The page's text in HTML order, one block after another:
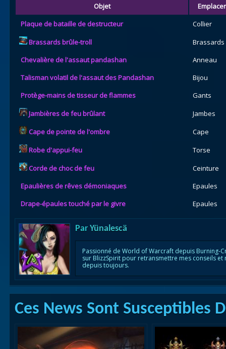
Objet
Plaque de bataille de destructeur
Collier
Brassards brûle-troll
Brassards
Chevalière de l'assaut pandashan
Anneau
Talisman volatil de l'assaut des Pandashan
Bijou
Protège-mains de tisseur de flammes
Gants
Jambières de feu brûlant
Jambes
Cape de pointe de l'ombre
Cape
Robe d'appui-feu
Torse
Corde de choc de feu
Ceinture
Epaulières de rêves démoniaques
Epaules
Drape-épaules touché par le givre
Epaules
Par Yünalescä
Passionné de World of Warcraft depuis Burning-
sur BlizzSpirit pour retransmettre mes conseils
depuis toujours.
Ces News Sont Susceptibles